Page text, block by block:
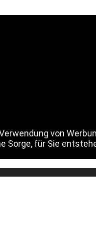
von
Sorge, für Sie